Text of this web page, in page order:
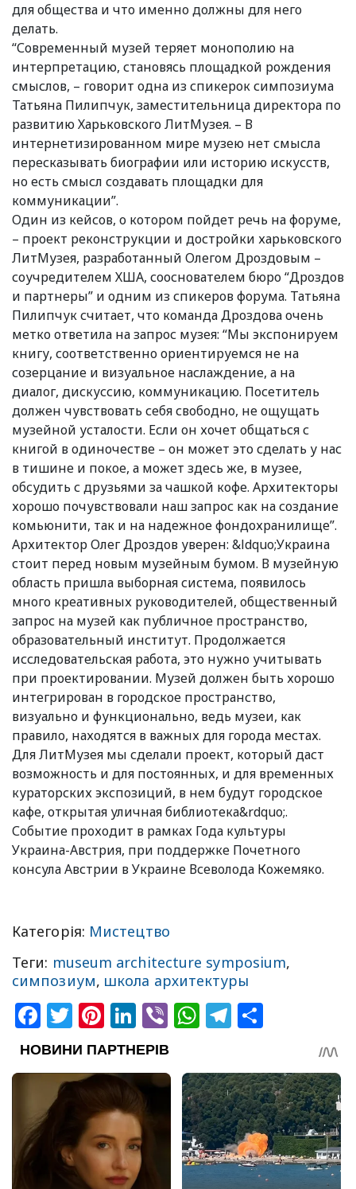
для общества и что именно должны для него
делать.
“Современный музей теряет монополию на
интерпретацию, становясь площадкой рождения
смыслов, – говорит одна из спикерок симпозиума
Татьяна Пилипчук, заместительница директора по
развитию Харьковского ЛитМузея. – В
интернетизированном мире музею нет смысла
пересказывать биографии или историю искусств,
но есть смысл создавать площадки для
коммуникации”.
Один из кейсов, о котором пойдет речь на форуме,
– проект реконструкции и достройки харьковского
ЛитМузея, разработанный Олегом Дроздовым –
соучредителем ХША, сооснователем бюро “Дроздов
и партнеры” и одним из спикеров форума. Татьяна
Пилипчук считает, что команда Дроздова очень
метко ответила на запрос музея: “Мы экспонируем
книгу, соответственно ориентируемся не на
созерцание и визуальное наслаждение, а на
диалог, дискуссию, коммуникацию. Посетитель
должен чувствовать себя свободно, не ощущать
музейной усталости. Если он хочет общаться с
книгой в одиночестве – он может это сделать у нас
в тишине и покое, а может здесь же, в музее,
обсудить с друзьями за чашкой кофе. Архитекторы
хорошо почувствовали наш запрос как на создание
комьюнити, так и на надежное фондохранилище”.
Архитектор Олег Дроздов уверен: &ldquo;Украина
стоит перед новым музейным бумом. В музейную
область пришла выборная система, появилось
много креативных руководителей, общественный
запрос на музей как публичное пространство,
образовательный институт. Продолжается
исследовательская работа, это нужно учитывать
при проектировании. Музей должен быть хорошо
интегрирован в городское пространство,
визуально и функционально, ведь музеи, как
правило, находятся в важных для города местах.
Для ЛитМузея мы сделали проект, который даст
возможность и для постоянных, и для временных
кураторских экспозиций, в нем будут городское
кафе, открытая уличная библиотека&rdquo;.
Событие проходит в рамках Года культуры
Украина-Австрия, при поддержке Почетного
консула Австрии в Украине Всеволода Кожемяко.
Категорія: Мистецтво
Теги: museum architecture symposium,
симпозиум, школа архитектуры
Facebook
Twitter
Pinterest
LinkedIn
ViberWhatsApp
Telegram